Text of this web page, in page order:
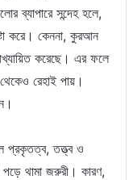
সন্দেহ হলে,
করে। কেননা, কুরআন
করেছে। এর ফলে
রেহাই পায়।
প্রকৃতত্ব, তত্ত্ব ও
থামা জরুরী। কারণ,